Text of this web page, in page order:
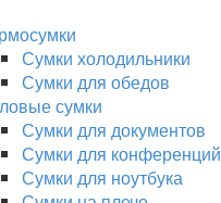
Сумки холодильники
Сумки для обедов
сумки
Сумки для документов
Сумки для конференций
Сумки для ноутбука